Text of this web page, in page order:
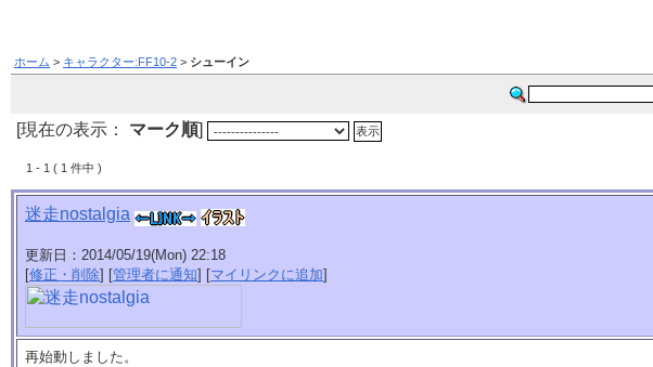
ホーム > キャラクター:FF10-2 > シューイン
[現在の表示： マーク順]
1 - 1 ( 1 件中 )
迷走nostalgia
更新日：2014/05/19(Mon) 22:18
[修正・削除] [管理者に通知] [マイリンクに追加]
再始動しました。